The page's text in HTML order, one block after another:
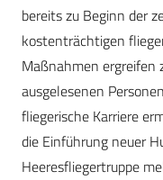
bereits zu Beginn der
kostenträchtigen
Maßnahmen ergreifen
ausgelesenen
fliegerische Karriere
die Einführung neuer
Heeresfliegertruppe